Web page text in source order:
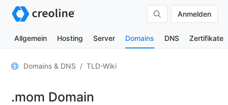
Anmelden
Allgemein Hosting Server Domains DNS Zertifikate
Allgemein
Kontakte
Domains & DNS TLD-Wiki
.mom Domain